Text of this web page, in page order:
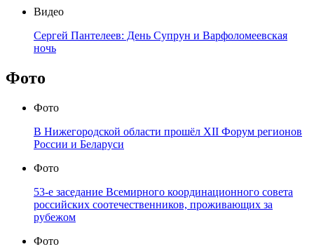
Видео
Сергей Пантелеев: День Супрун и Варфоломеевская
ночь
Фото
Фото
В Нижегородской области прошёл XII Форум регионов
России и Беларуси
Фото
53-е заседание Всемирного координационного совета
российских соотечественников, проживающих за
рубежом
Фото